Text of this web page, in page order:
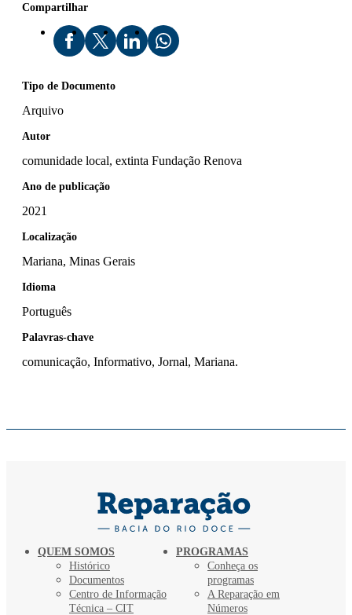
Compartilhar
Tipo de Documento
Arquivo
Autor
comunidade local, extinta Fundação Renova
Ano de publicação
2021
Localização
Mariana, Minas Gerais
Idioma
Português
Palavras-chave
comunicação, Informativo, Jornal, Mariana.
QUEM SOMOS
Histórico
Documentos
Centro de Informação
Técnica – CIT
PROGRAMAS
Conheça os
programas
A Reparação em
Números